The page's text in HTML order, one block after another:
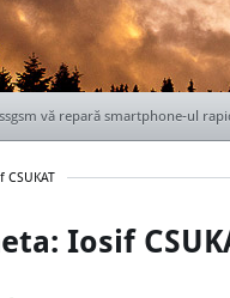
CSUKAT
Iosif